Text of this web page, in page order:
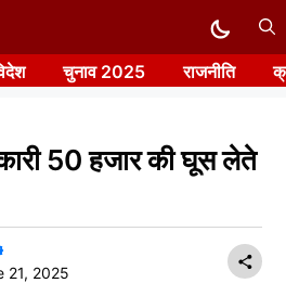
चुनाव 2025 राजनीति
50 हजार की घूस लेते
21, 2025